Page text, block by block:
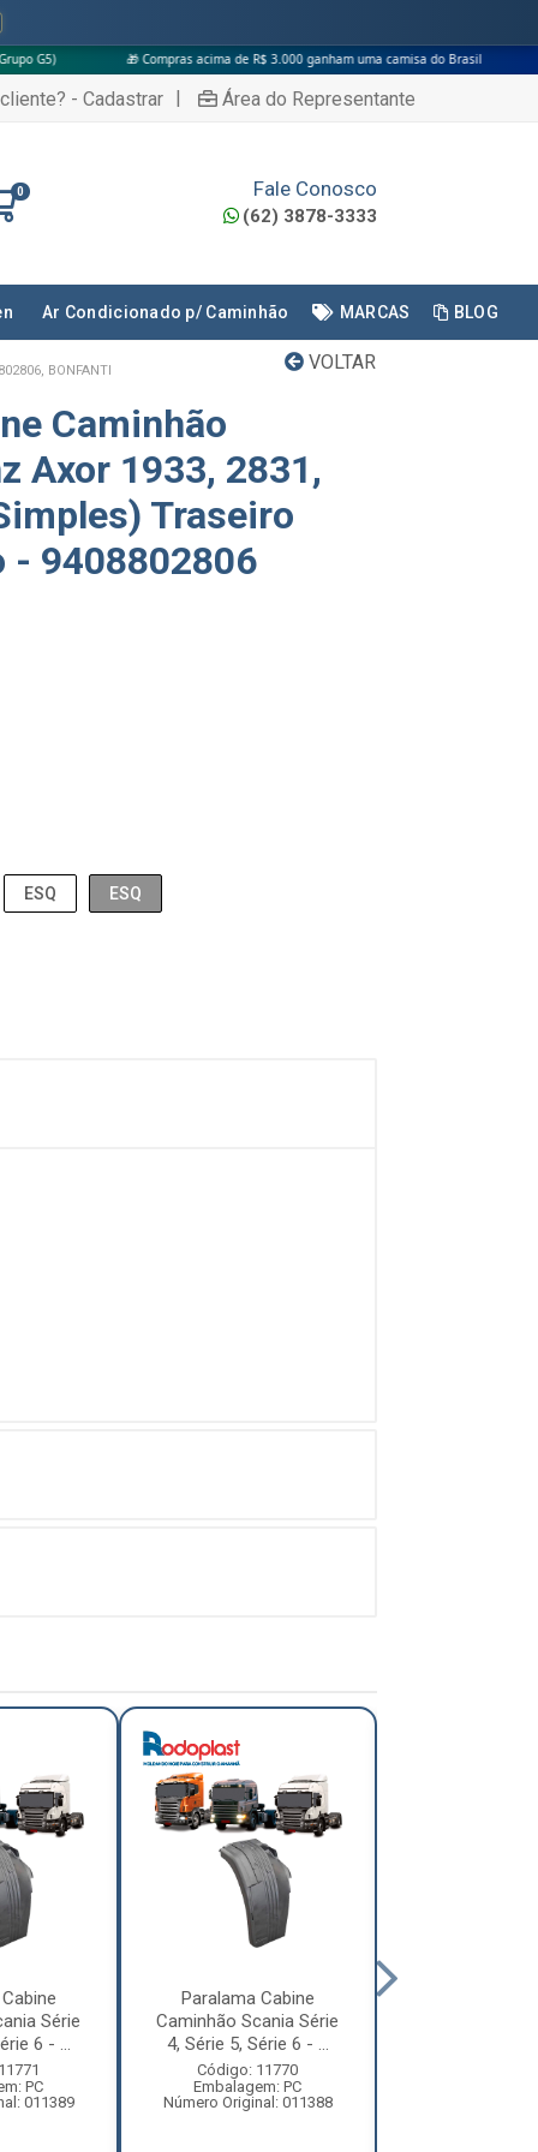
🎁 Compras acima de R$ 3.000 ganham uma camisa do Brasil
- Cadastrar | Área do Representante
0 Fale Conosco
(62) 3878-3333
Ar Condicionado p/ Caminhão MARCAS BLOG
VOLTAR
BONFANTI
Caminhão
Axor 1933, 2831,
Traseiro
- 9408802806
ESQ ESQ
Série
6 - ...
PC
011389
Paralama Cabine
Caminhão Scania Série
4, Série 5, Série 6 - ...
Código: 11770
Embalagem: PC
Número Original: 011388